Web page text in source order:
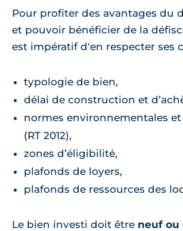
Pour profiter des avantages du
et pouvoir bénéficier de la
est impératif d'en respecter ses
typologie de bien,
délai de construction et
normes environnementales
(RT 2012),
zones d’éligibilité,
plafonds de loyers,
plafonds de ressources des
Le bien investi doit être neuf ou